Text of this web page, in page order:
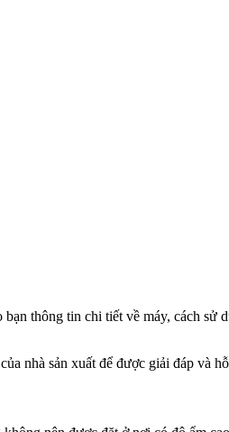
thông tin chi tiết về máy, cách sử
nhà sản xuất để được giải đáp và